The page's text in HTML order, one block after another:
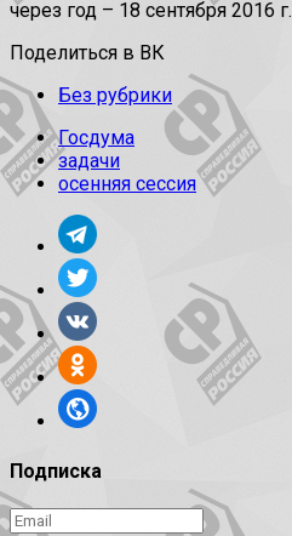
через год – 18 сентября 2016 г.
Поделиться в ВК
Без рубрики
Госдума
задачи
осенняя сессия
Подписка